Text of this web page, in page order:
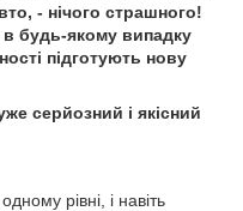
- нічого страшного!
будь-якому випадку
підготують нову
серйозний і якісний
рівні, і навіть